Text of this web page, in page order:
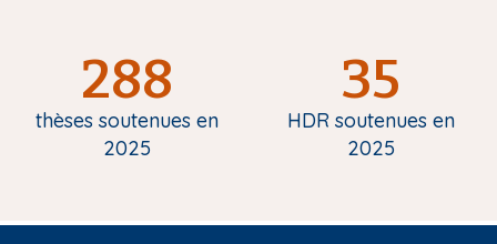
288
thèses soutenues en
2025
35
HDR soutenues en
2025